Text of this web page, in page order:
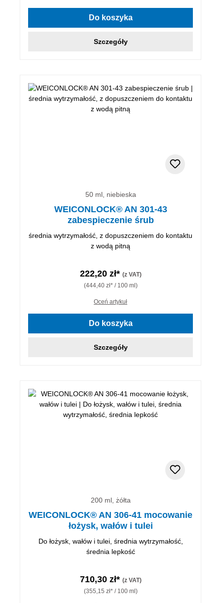
Do koszyka
Szczegóły
50 ml, niebieska
WEICONLOCK® AN 301-43
zabespieczenie śrub
średnia wytrzymałość, z dopuszczeniem do kontaktu
z wodą pitną
222,20 zł* (z VAT)
(444,40 zł* / 100 ml)
Oceń artykuł
Do koszyka
Szczegóły
200 ml, żółta
WEICONLOCK® AN 306-41 mocowanie
łożysk, wałów i tulei
Do łożysk, wałów i tulei, średnia wytrzymałość,
średnia lepkość
710,30 zł* (z VAT)
(355,15 zł* / 100 ml)